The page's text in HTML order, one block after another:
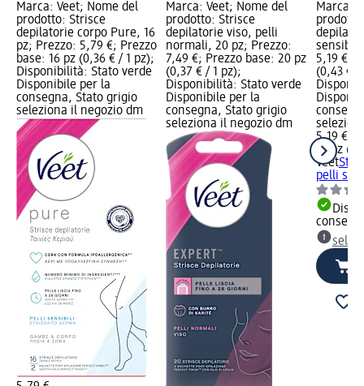
Marca: Veet; Nome del
prodotto: Strisce
depilatorie corpo Pure, 16
pz; Prezzo: 5,79 €; Prezzo
base: 16 pz (0,36 € / 1 pz);
Disponibilità: Stato verde
Disponibile per la
consegna, Stato grigio
seleziona il negozio dm
Marca: Veet; Nome del
prodotto: Strisce
depilatorie viso, pelli
normali, 20 pz; Prezzo:
7,49 €; Prezzo base: 20 pz
(0,37 € / 1 pz);
Disponibilità: Stato verde
Disponibile per la
consegna, Stato grigio
seleziona il negozio dm
Marca:
5,19 €;
(0,43 € /
5,19 €
12 pz
Veet
pelli